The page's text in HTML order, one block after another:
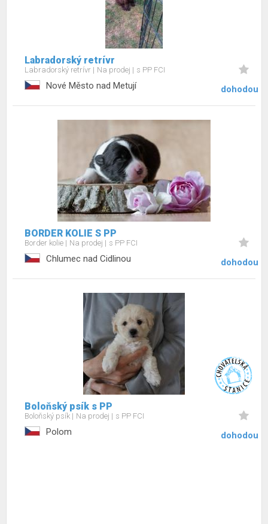
Labradorský retrívr
Labradorský retrívr Na prodej s PP FCI
Nové Město nad Metují dohodou
BORDER KOLIE S PP
Border kolie Na prodej s PP FCI
Chlumec nad Cidlinou dohodou
Boloňský psík s PP
Boloňský psík Na prodej s PP FCI
Polom dohodou